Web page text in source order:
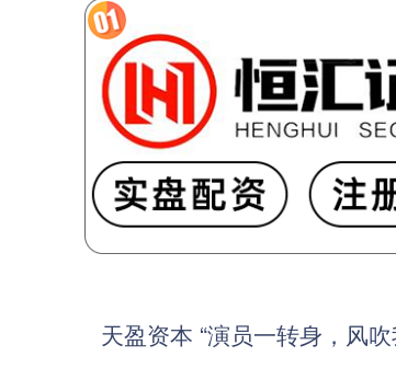
天盈资本 “演员一转身，风